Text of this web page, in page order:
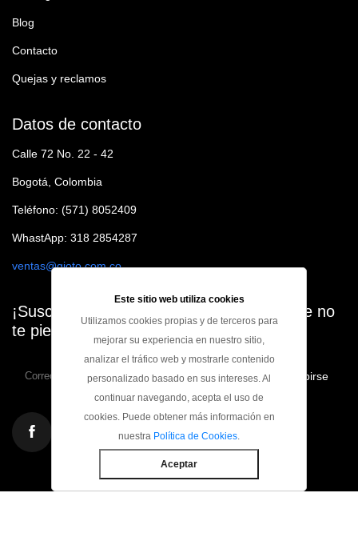
Este sitio web utiliza cookies
Utilizamos cookies propias y de terceros para
mejorar su experiencia en nuestro sitio,
analizar el tráfico web y mostrarle contenido
personalizado basado en sus intereses. Al
continuar navegando, acepta el uso de
cookies. Puede obtener más información en
nuestra Política de Cookies.
Aceptar
Blog
Contacto
Quejas y reclamos
Datos de contacto
Calle 72 No. 22 - 42
Bogotá, Colombia
Teléfono: (571) 8052409
WhastApp: 318 2854287
ventas@gioto.com.co
¡Suscribete a nuestro Newsletter para que no
te pierdas ninguna oferta!
Suscribirse